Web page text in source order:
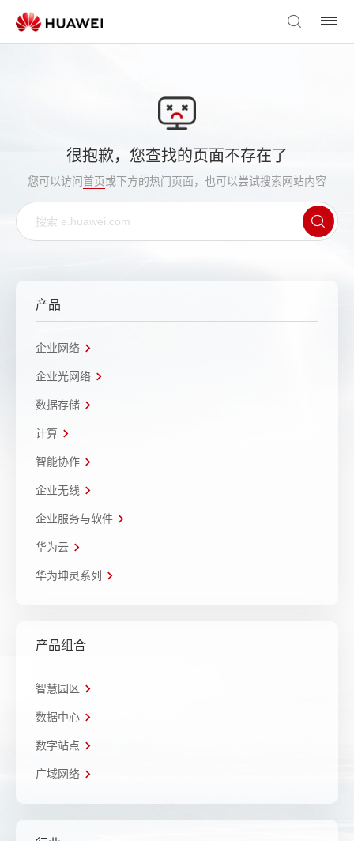
很抱歉，您查找的页面不存在了
您可以访问首页或下方的热门页面，也可以尝试搜索网站内容
产品
企业网络
企业光网络
数据存储
计算
智能协作
企业无线
企业服务与软件
华为云
华为坤灵系列
产品组合
智慧园区
数据中心
数字站点
广域网络